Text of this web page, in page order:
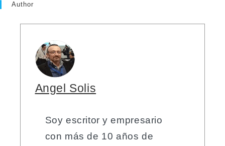
Author
Angel Solis
Soy escritor y empresario
con más de 10 años de